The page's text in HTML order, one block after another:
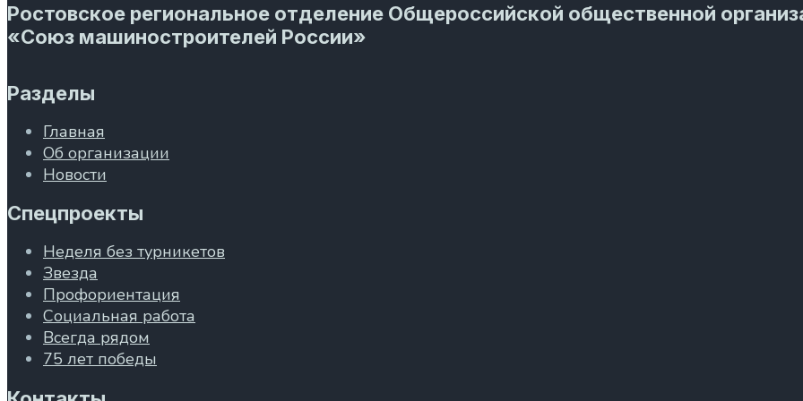
Ростовское региональное отделение Общероссийской общественной
«Союз машиностроителей России»
Разделы
Главная
Об организации
Новости
Спецпроекты
Неделя без турникетов
Звезда
Профориентация
Социальная работа
Всегда рядом
75 лет победы